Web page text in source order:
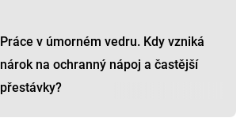
Práce v úmorném vedru. Kdy vzniká
nárok na ochranný nápoj a častější
přestávky?